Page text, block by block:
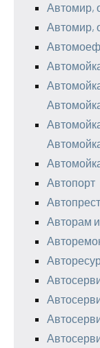
Автомир,
Автомир,
Автопорт
Авторам